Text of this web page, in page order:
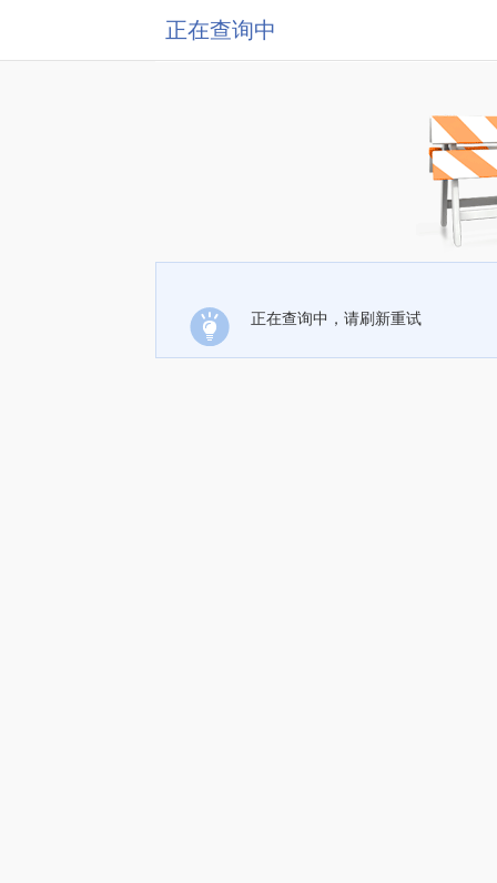
正在查询中
正在查询中，请刷新重试